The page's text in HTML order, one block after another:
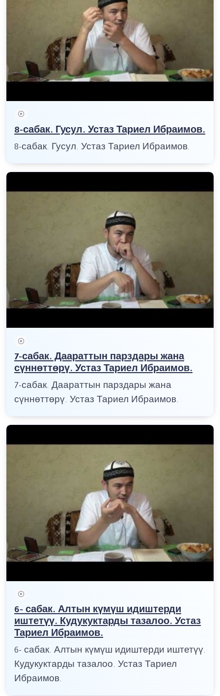
8-сабак. Гусул. Устаз Тариел Ибраимов.
8-сабак. Гусул. Устаз Тариел Ибраимов.
7-сабак. Даараттын парздары жана
сүннөттөрү. Устаз Тариел Ибраимов.
7-сабак. Даараттын парздары жана
сүннөттөрү. Устаз Тариел Ибраимов.
6- сабак. Алтын күмүш идиштерди
иштетүү. Кудукуктарды тазалоо. Устаз
Тариел Ибраимов.
6- сабак. Алтын күмүш идиштерди иштетүү.
Кудукуктарды тазалоо. Устаз Тариел
Ибраимов.